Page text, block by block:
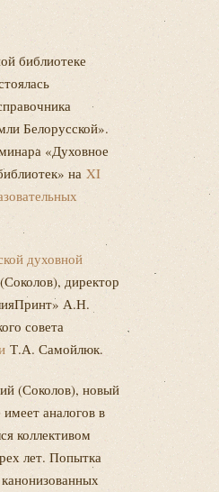
библиотеке
Белорусской».
«Духовное
на XI
духовной
директор
А.Н.
совета
Т.А. Самойлюк.
(Соколов), новый
аналогов в
коллективом
лет. Попытка